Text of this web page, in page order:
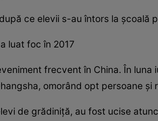
ce elevii s-au întors la școală
luat foc în 2017
frecvent în China. În luna
omorând opt persoane și
de grădiniță, au fost ucise